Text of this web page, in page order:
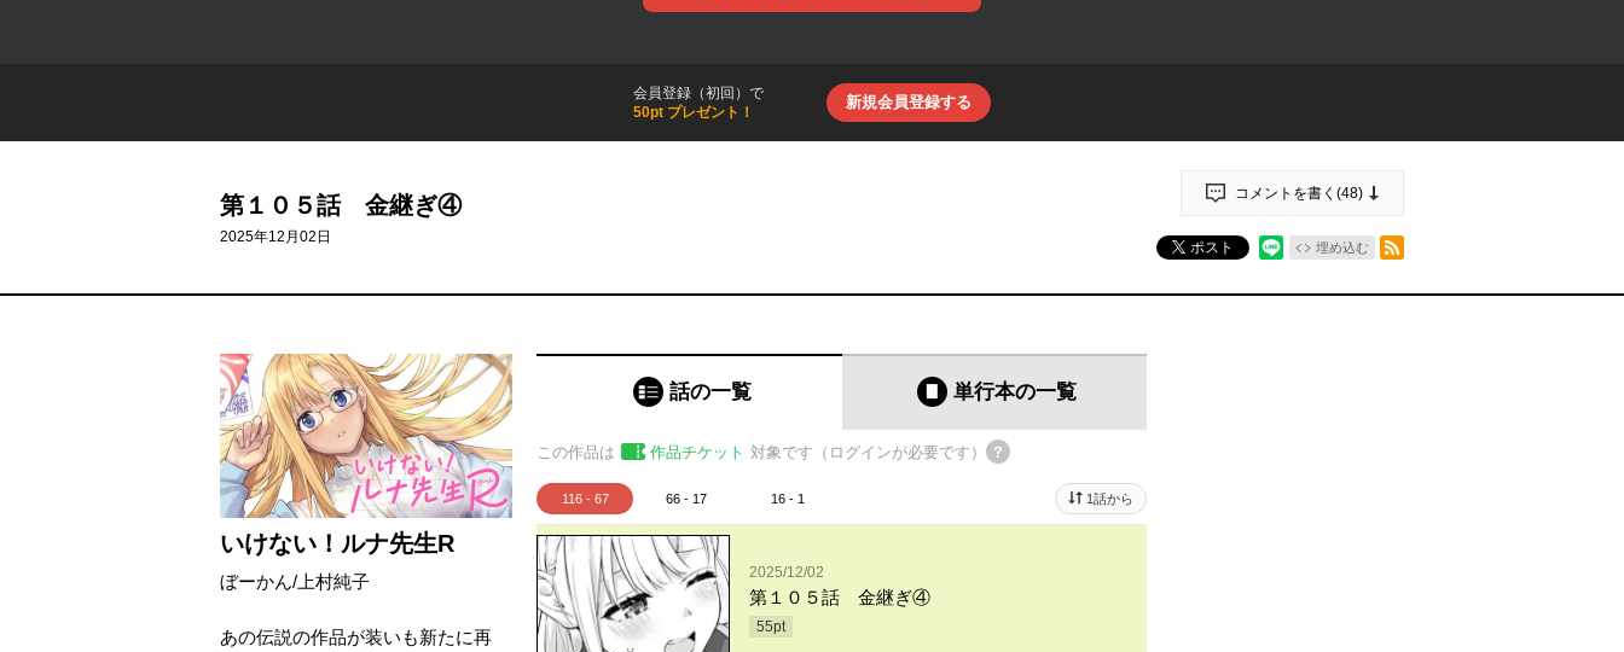
会員登録（初回）で
50pt プレゼント！
新規会員登録する
第１０５話 金継ぎ④
2025年12月02日
コメントを書く(48)
ポスト 埋め込む
いけない！ルナ先生R
ぼーかん/ 上村純子
あの伝説の作品が装いも新たに再
話の一覧 単行本の一覧
この作品は 作品チケット 対象です（ログインが必要です）
116 - 67 66 - 17 16 - 1 1話から
2025/12/02
第１０５話 金継ぎ④
55pt